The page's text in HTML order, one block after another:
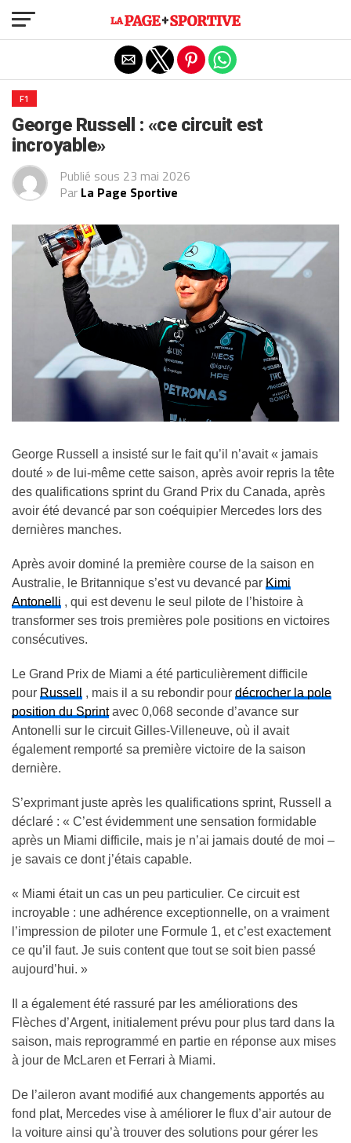
F1
George Russell : «ce circuit est
incroyable»
Publié sous 23 mai 2026
Par La Page Sportive
George Russell a insisté sur le fait qu’il n’avait « jamais
douté » de lui-même cette saison, après avoir repris la tête
des qualifications sprint du Grand Prix du Canada, après
avoir été devancé par son coéquipier Mercedes lors des
dernières manches.
Après avoir dominé la première course de la saison en
Australie, le Britannique s’est vu devancé par Kimi
Antonelli , qui est devenu le seul pilote de l’histoire à
transformer ses trois premières pole positions en victoires
consécutives.
Le Grand Prix de Miami a été particulièrement difficile
pour Russell , mais il a su rebondir pour décrocher la pole
position du Sprintavec 0,068 seconde d’avance sur
Antonelli sur le circuit Gilles-Villeneuve, où il avait
également remporté sa première victoire de la saison
dernière.
S’exprimant juste après les qualifications sprint, Russell a
déclaré : « C’est évidemment une sensation formidable
après un Miami difficile, mais je n’ai jamais douté de moi –
je savais ce dont j’étais capable.
« Miami était un cas un peu particulier. Ce circuit est
incroyable : une adhérence exceptionnelle, on a vraiment
l’impression de piloter une Formule 1, et c’est exactement
ce qu’il faut. Je suis content que tout se soit bien passé
aujourd’hui. »
Il a également été rassuré par les améliorations des
Flèches d’Argent, initialement prévu pour plus tard dans la
saison, mais reprogrammé en partie en réponse aux mises
à jour de McLaren et Ferrari à Miami.
De l’aileron avant modifié aux changements apportés au
fond plat, Mercedes vise à améliorer le flux d’air autour de
la voiture ainsi qu’à trouver des solutions pour gérer les
Exit mobile version